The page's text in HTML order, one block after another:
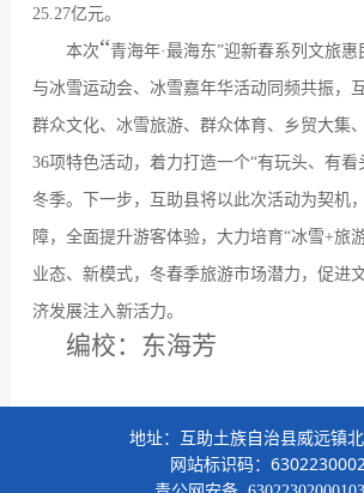
25.27亿元。
本次“青海年·最海东”迎新春系列文旅惠
与冰雪运动会、冰雪嘉年华活动同频共振，
群众文化、冰雪旅游、群众体育、乡贸大集
36项特色活动，着力打造一个“有玩头、有看
冬季。下一步，互助县将以此次活动为契机
障，全面提升游客体验，大力培育“冰雪+旅
业态、新模式，冬春季旅游市场潜力，促进
济发展注入新活力。
编校：东海芳
地址：互助土族自治县威远镇
网站标识码：6302230002